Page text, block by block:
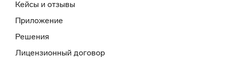
Кейсы и отзывы
Приложение
Решения
Лицензионный договор